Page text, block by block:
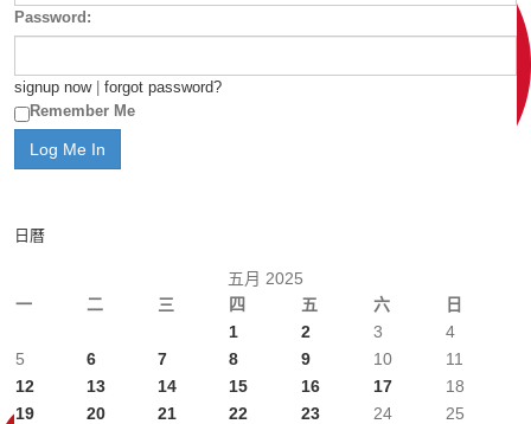
Password:
signup now| forgot password?
Remember Me
日曆
五月 2025
一
二 三 四 五 六 日
1 2 3
4
5
6 7 8 9 10
11
12
13 14 15 16 17
18
19
20 21 22 23 24
25